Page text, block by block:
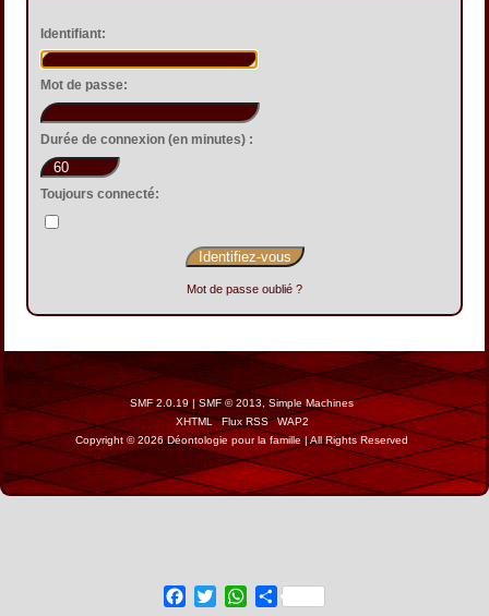
Identifiant:
Mot de passe:
Durée de connexion (en minutes) :
Toujours connecté:
Mot de passe oublié ?
SMF 2.0.19|SMF © 2013 Simple Machines
XHTML
Flux RSS
WAP2
Copyright © 2026 Déontologie pour la famille | All Rights Reserved
Facebook
Twitter WhatsApp
Share